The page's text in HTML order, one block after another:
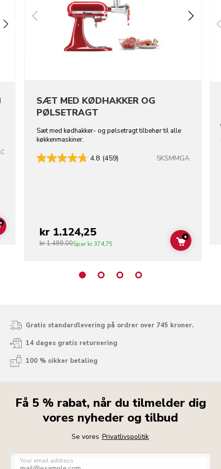
ADD TO CART
SÆT MED KØDHAKKER OG
PØLSETRAGT
Sæt med kødhakker- og pølsetragt tilbehør til alle
køkkenmaskiner.
4.8 (459) 5KSMMGA
kr 1.124,25
kr 1.499,00Spar kr 374,75 ADD TO
+
Gratis standardlevering på ordrer over 745 kroner.
14 dages gratis returnering
100 % sikker betaling
Få 5 % rabat, når du tilmelder dig
vores nyheder og tilbud
Se vores Privatlivspolitik
Your email address